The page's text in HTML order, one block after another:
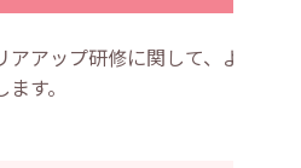
アップ研修に関して、よくあ
す。